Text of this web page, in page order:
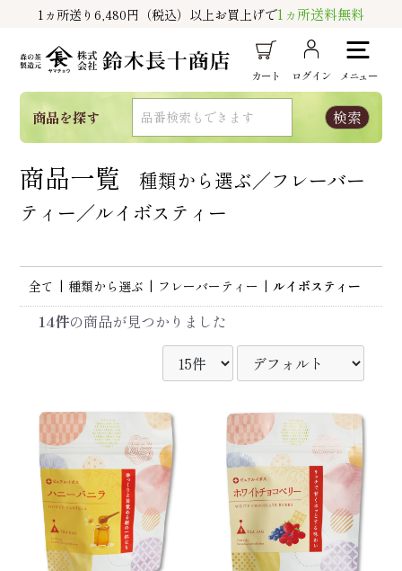
1ヵ所送り6,480円（税込）以上お買上げで1ヵ所送料無料
カート ログイン メニュー
商品を探す
商品一覧
種類から選ぶ／フレーバー
ティー／ルイボスティー
全て | 種類から選ぶ | フレーバーティー | ルイボスティー
14件の商品が見つかりました